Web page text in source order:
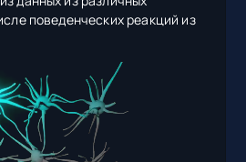
поведенческих реакций из